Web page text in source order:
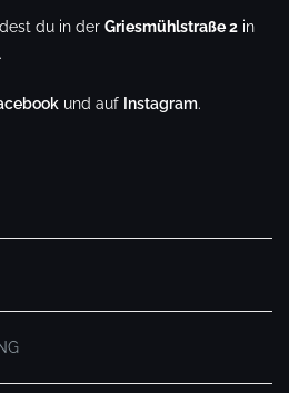
du in der Griesmühlstraße 2 in
und auf Instagram.